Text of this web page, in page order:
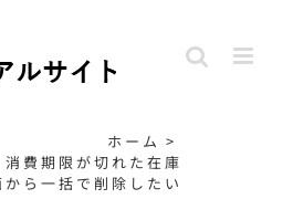
ホーム >
消費期限が切れた在庫
ら一括で削除したい